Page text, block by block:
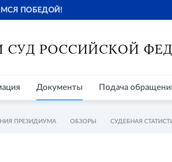
ПОБЕДОЙ!
СУД РОССИЙСКОЙ
Документы Подача
ПРЕЗИДИУМА ОБЗОРЫ СУДЕБНАЯ